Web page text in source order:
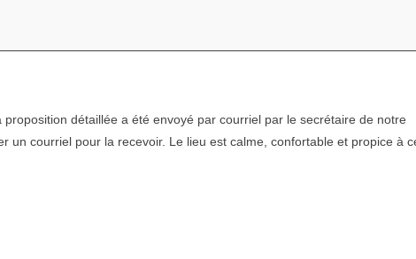
détaillée a été envoyé par courriel par le secrétaire de notre
un courriel pour la recevoir. Le lieu est calme, confortable et propice à